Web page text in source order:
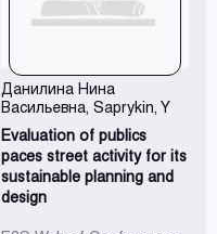
Данилина Нина
Васильевна, Saprykin, Y
Evaluation of publics
paces street activity for its
sustainable planning and
design